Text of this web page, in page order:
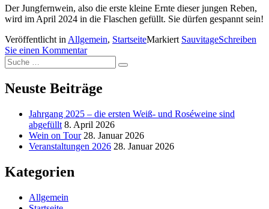
Der Jungfernwein, also die erste kleine Ernte dieser jungen Reben,
wird im April 2024 in die Flaschen gefüllt. Sie dürfen gespannt sein!
Veröffentlicht in Allgemein, StartseiteMarkiert SauvitageSchreiben
Sie einen Kommentar
Suche
nach:
Suche
Neuste Beiträge
Jahrgang 2025 – die ersten Weiß- und Roséweine sind
abgefüllt 8. April 2026
Wein on Tour 28. Januar 2026
Veranstaltungen 2026 28. Januar 2026
Kategorien
Allgemein